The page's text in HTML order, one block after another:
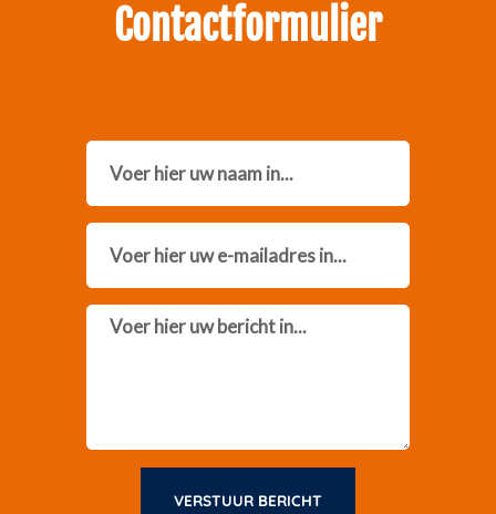
Contactformulier
Message
VERSTUUR BERICHT